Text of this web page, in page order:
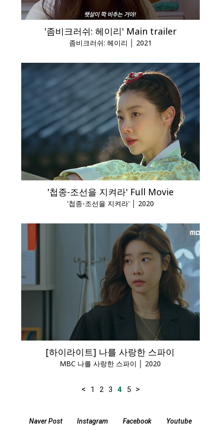
'좀비크러쉬: 헤이리' Main trailer
좀비크러쉬: 헤이리 │ 2021
'첩종-조선을 지켜라' Full Movie
'첩종-조선을 지켜라' │ 2020
[하이라이트] 나를 사랑한 스파이
MBC 나를 사랑한 스파이 │ 2020
< 1 2 3 4 5 >
Naver Post Instagram Facebook Youtube